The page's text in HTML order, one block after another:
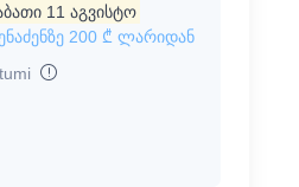
11 აგვისტო
200 ₾ ლარიდან